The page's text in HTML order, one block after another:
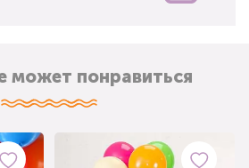
может понравиться